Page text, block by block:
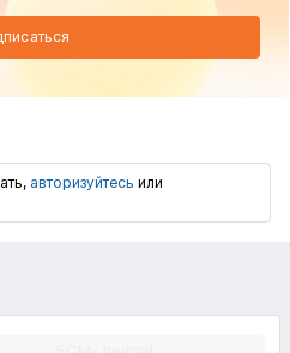
авторизуйтесь или